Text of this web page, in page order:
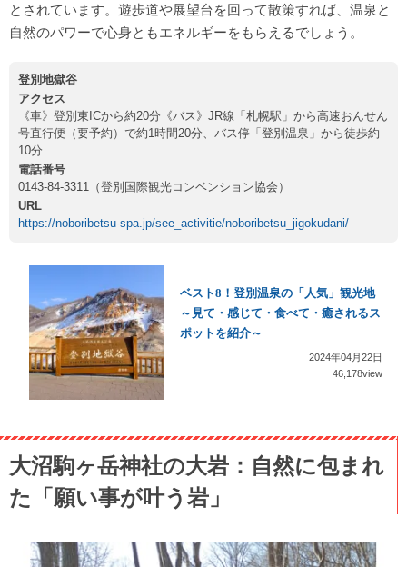
とされています。遊歩道や展望台を回って散策すれば、温泉と
自然のパワーで心身ともエネルギーをもらえるでしょう。
登別地獄谷
アクセス
《車》登別東ICから約20分《バス》JR線「札幌駅」から高速おんせん
号直行便（要予約）で約1時間20分、バス停「登別温泉」から徒歩約
10分
電話番号
0143-84-3311（登別国際観光コンベンション協会）
URL
https://noboribetsu-spa.jp/see_activitie/noboribetsu_jigokudani/
ベスト8！登別温泉の「人気」観光地
～見て・感じて・食べて・癒されるス
ポットを紹介～
2024年04月22日
46,178view
大沼駒ヶ岳神社の大岩：自然に包まれ
た「願い事が叶う岩」